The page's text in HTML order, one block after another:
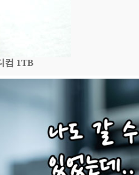
컴 1TB